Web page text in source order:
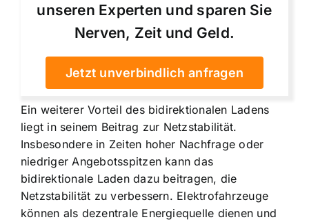
unseren Experten und sparen Sie
Nerven, Zeit und Geld.
Jetzt unverbindlich anfragen
Ein weiterer Vorteil des bidirektionalen Ladens
liegt in seinem Beitrag zur Netzstabilität.
Insbesondere in Zeiten hoher Nachfrage oder
niedriger Angebotsspitzen kann das
bidirektionale Laden dazu beitragen, die
Netzstabilität zu verbessern. Elektrofahrzeuge
können als dezentrale Energiequelle dienen und